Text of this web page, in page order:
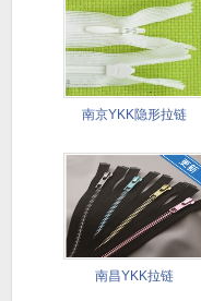
南京YKK隐形拉链
南昌YKK拉链